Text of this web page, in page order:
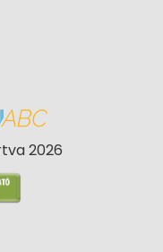
2026